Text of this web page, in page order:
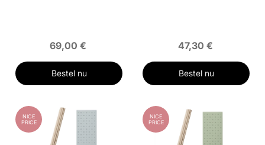
69,00 €
Bestel nu
47,30 €
Bestel nu
NICE
PRICE
NICE
PRICE